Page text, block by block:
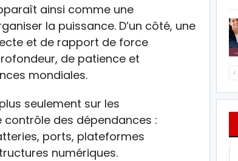
ainsi comme une
la puissance. D’un côté, une
et de rapport de force
de patience et
mondiales.
seulement sur les
des dépendances :
ports, plateformes
numériques.